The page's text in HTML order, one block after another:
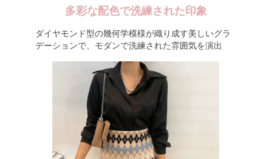
多彩な配色で洗練された印象
ダイヤモンド型の幾何学模様が織り成す美しいグラ
デーションで、モダンで洗練された雰囲気を演出